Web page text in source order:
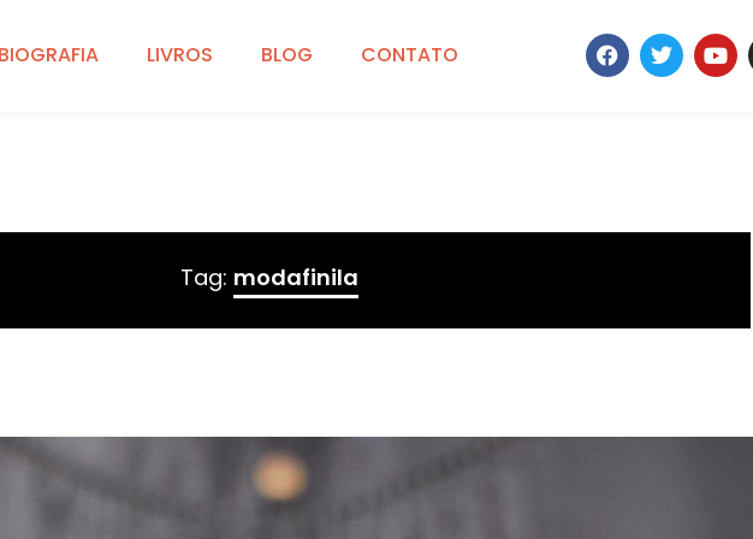
LIVROS BLOG CONTATO
Tag: modafinila